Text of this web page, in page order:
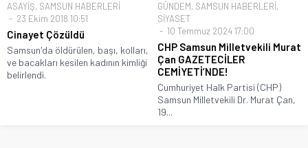
ASAYİŞ, SAMSUN HABERLERİ
23 Ekim 2018 10:51
Cinayet Çözüldü
Samsun'da öldürülen, başı, kolları,
ve bacakları kesilen kadının kimliği
belirlendi.
GÜNDEM, SAMSUN HABERLERİ,
SİYASET
10 Temmuz 2024 17:00
CHP Samsun Milletvekili Murat
Çan GAZETECİLER
CEMİYETİ’NDE!
Cumhuriyet Halk Partisi (CHP)
Samsun Milletvekili Dr. Murat Çan,
19...